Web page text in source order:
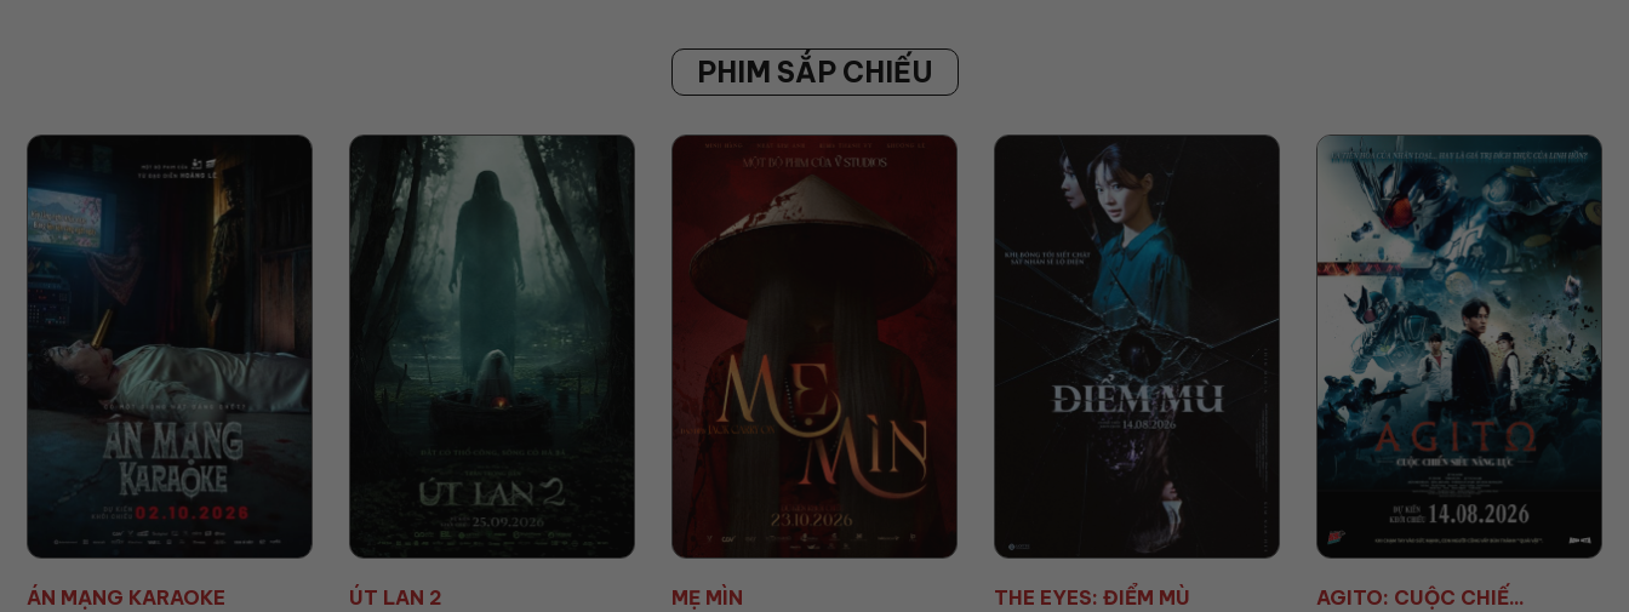
PHIM SẮP CHIẾU
ÁN MẠNG KARAOKE ÚT LAN 2 MẸ MÌN THE EYES: ĐIỂM MÙ AGITO: CUỘC CHIẾ...